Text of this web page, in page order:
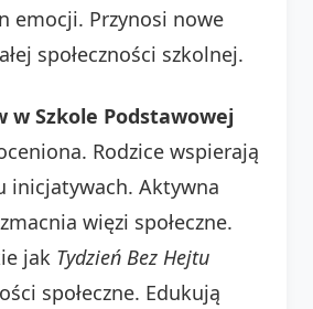
emocji. Przynosi nowe
społeczności szkolnej.
w Szkole Podstawowej
Rodzice wspierają
inicjatywach. Aktywna
więzi społeczne.
jak Tydzień Bez Hejtu
społeczne. Edukują